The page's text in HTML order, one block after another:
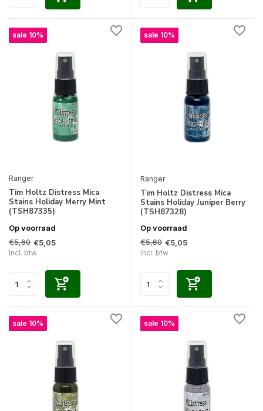
sale 10%
Ranger
Tim Holtz Distress Mica
Stains Holiday Merry Mint
(TSH87335)
Op voorraad
€5,60 €5,05
Incl. btw
sale 10%
Ranger
Tim Holtz Distress Mica
Stains Holiday Juniper Berry
(TSH87328)
Op voorraad
€5,60 €5,05
Incl. btw
sale 10% sale 10%